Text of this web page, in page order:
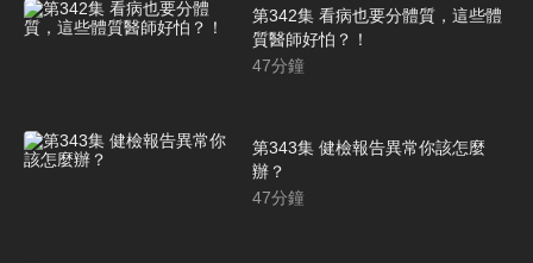
第342集 看病也要分體質，這些體
質醫師好怕？！
47分鐘
第343集 健檢報告異常你該怎麼
辦？
47分鐘